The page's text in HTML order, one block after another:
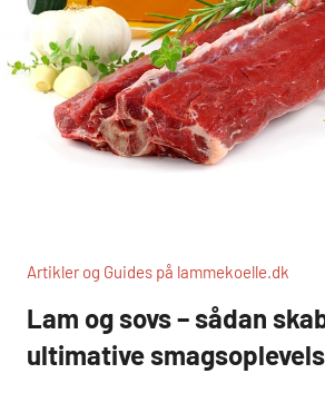
Artikler og Guides på lammekoelle.dk
Lam og sovs – sådan
ultimative